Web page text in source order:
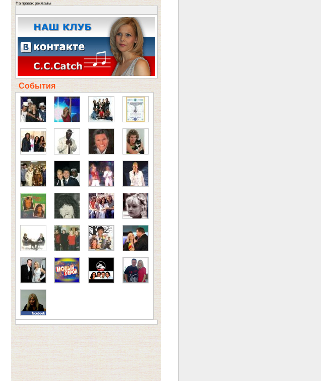
На правах рекламы
События